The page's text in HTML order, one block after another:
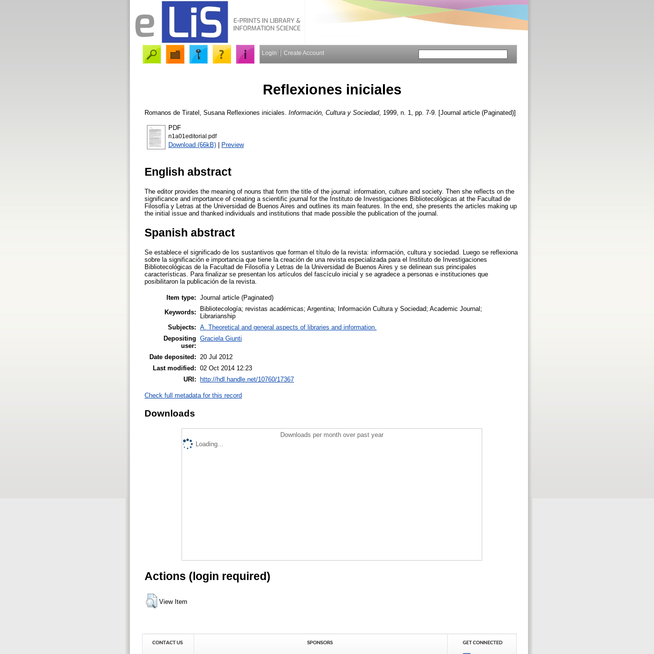
Login Create Account
Reflexiones iniciales
Romanos de Tiratel, Susana Reflexiones iniciales. Información, Cultura y Sociedad, 1999, n. 1, pp. 7-9. [Journal article (Paginated)]
PDF
n1a01editorial.pdf
Download (66kB) | Preview
English abstract
The editor provides the meaning of nouns that form the title of the journal: information, culture and society. Then she reflects on the
significance and importance of creating a scientific journal for the Instituto de Investigaciones Bibliotecológicas at the Facultad de
Filosofía y Letras at the Universidad de Buenos Aires and outlines its main features. In the end, she presents the articles making up
the initial issue and thanked individuals and institutions that made possible the publication of the journal.
Spanish abstract
Se establece el significado de los sustantivos que forman el título de la revista: información, cultura y sociedad. Luego se reflexiona
sobre la significación e importancia que tiene la creación de una revista especializada para el Instituto de Investigaciones
Bibliotecológicas de la Facultad de Filosofía y Letras de la Universidad de Buenos Aires y se delinean sus principales
características. Para finalizar se presentan los artículos del fascículo inicial y se agradece a personas e instituciones que
posibilitaron la publicación de la revista.
Item type: Journal article (Paginated)
Keywords:
Bibliotecología; revistas académicas; Argentina; Información Cultura y Sociedad; Academic Journal;
Librarianship
Subjects: A. Theoretical and general aspects of libraries and information.
Depositing
user:
Graciela Giunti
Date deposited:
20 Jul 2012
Last modified: 02 Oct 2014 12:23
URI:
http://hdl.handle.net/10760/17367
Check full metadata for this record
Downloads
Downloads per month over past year
Loading...
Actions (login required)
View Item